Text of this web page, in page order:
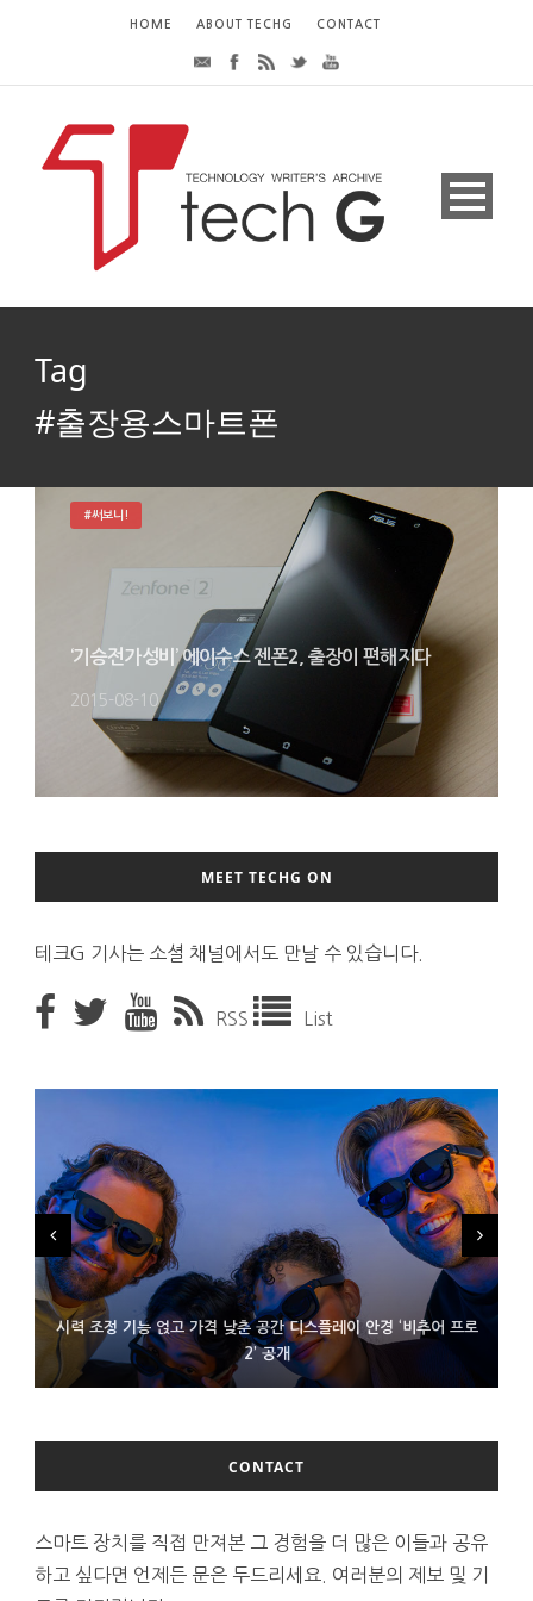
HOME ABOUT TECHG CONTACT
Tag
#출장용스마트폰
‘기승전가성비’ 에이수스 젠폰2, 출장이 편해지다
2015-08-10
#써보니!
MEET TECHG ON
테크G 기사는 소셜 채널에서도 만날 수 있습니다.
RSS List
시력 조정 기능 얹고 가격 낮춘 공간 디스플레이 안경 ‘비추어 프로
2’ 공개
D램 부족에 10억달러어치 아이폰18 프로세서 패키징 대기 중
300~400달러 반지형 스피커 준비하는 오픈AI
CONTACT
스마트 장치를 직접 만져본 그 경험을 더 많은 이들과 공유
하고 싶다면 언제든 문은 두드리세요. 여러분의 제보 및 기